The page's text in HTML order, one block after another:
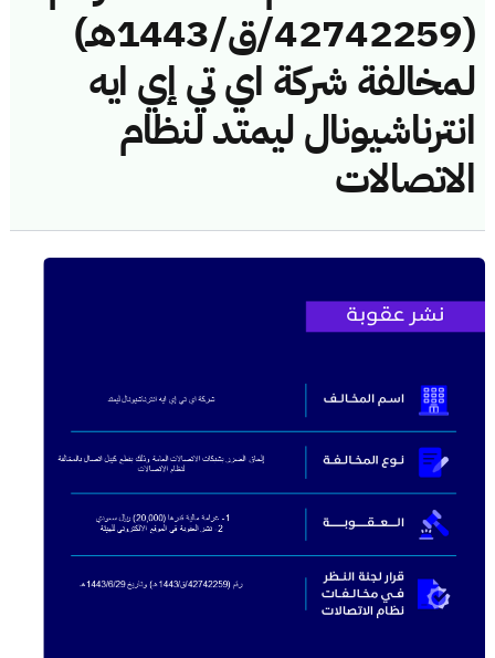
(42742259/ق/1443هـ)
لمخالفة شركة اي تي إي ايه
انترناشيونال ليمتد لنظام
الاتصالات